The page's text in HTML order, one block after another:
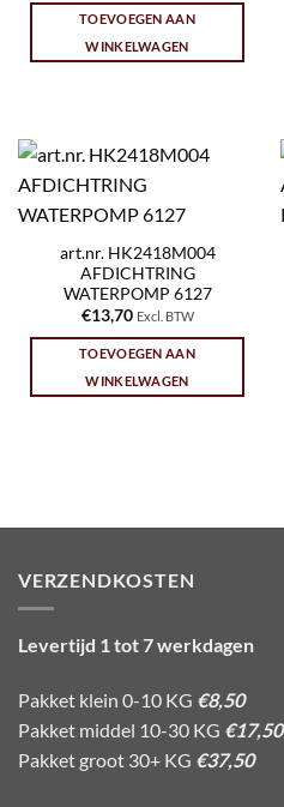
TOEVOEGEN AAN
WINKELWAGEN
art.nr. HK2418M004
AFDICHTRING
WATERPOMP 6127
€13,70 Excl. BTW
TOEVOEGEN AAN
WINKELWAGEN
VERZENDKOSTEN
Levertijd 1 tot 7 werkdagen
Pakket klein 0-10 KG €8,50
Pakket middel 10-30 KG €17,50
Pakket groot 30+ KG €37,50